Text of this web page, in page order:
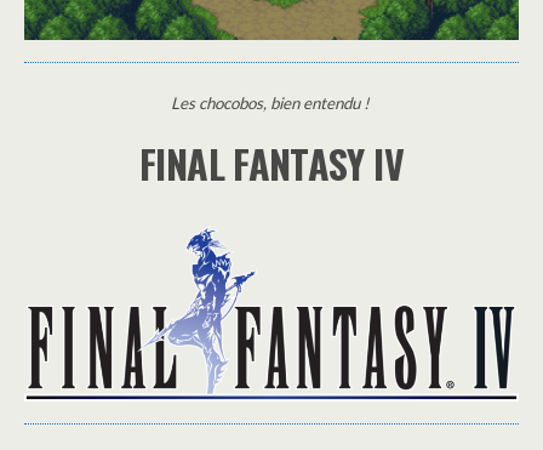
Les chocobos, bien entendu !
FINAL FANTASY IV